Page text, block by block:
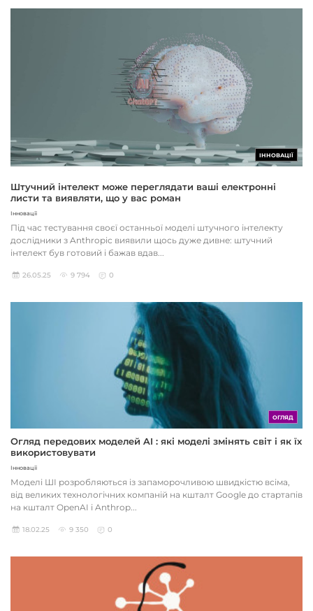
ІННОВАЦІЇ
Штучний інтелект може переглядати ваші електронні
листи та виявляти, що у вас роман
Інновації
Під час тестування своєї останньої моделі штучного інтелекту
дослідники з Anthropic виявили щось дуже дивне: штучний
інтелект був готовий і бажав вдав...
26.05.25 9 794 0
ОГЛЯД
Огляд передових моделей AI : які моделі змінять світ і як їх
використовувати
Інновації
Моделі ШІ розробляються із запаморочливою швидкістю всіма,
від великих технологічних компаній на кшталт Google до стартапів
на кшталт OpenAI і Anthrop...
18.02.25 9 350 0